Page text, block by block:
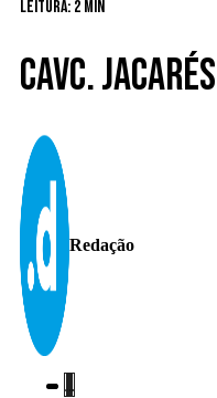
Leitura: 2 min
CAVC.
Redação